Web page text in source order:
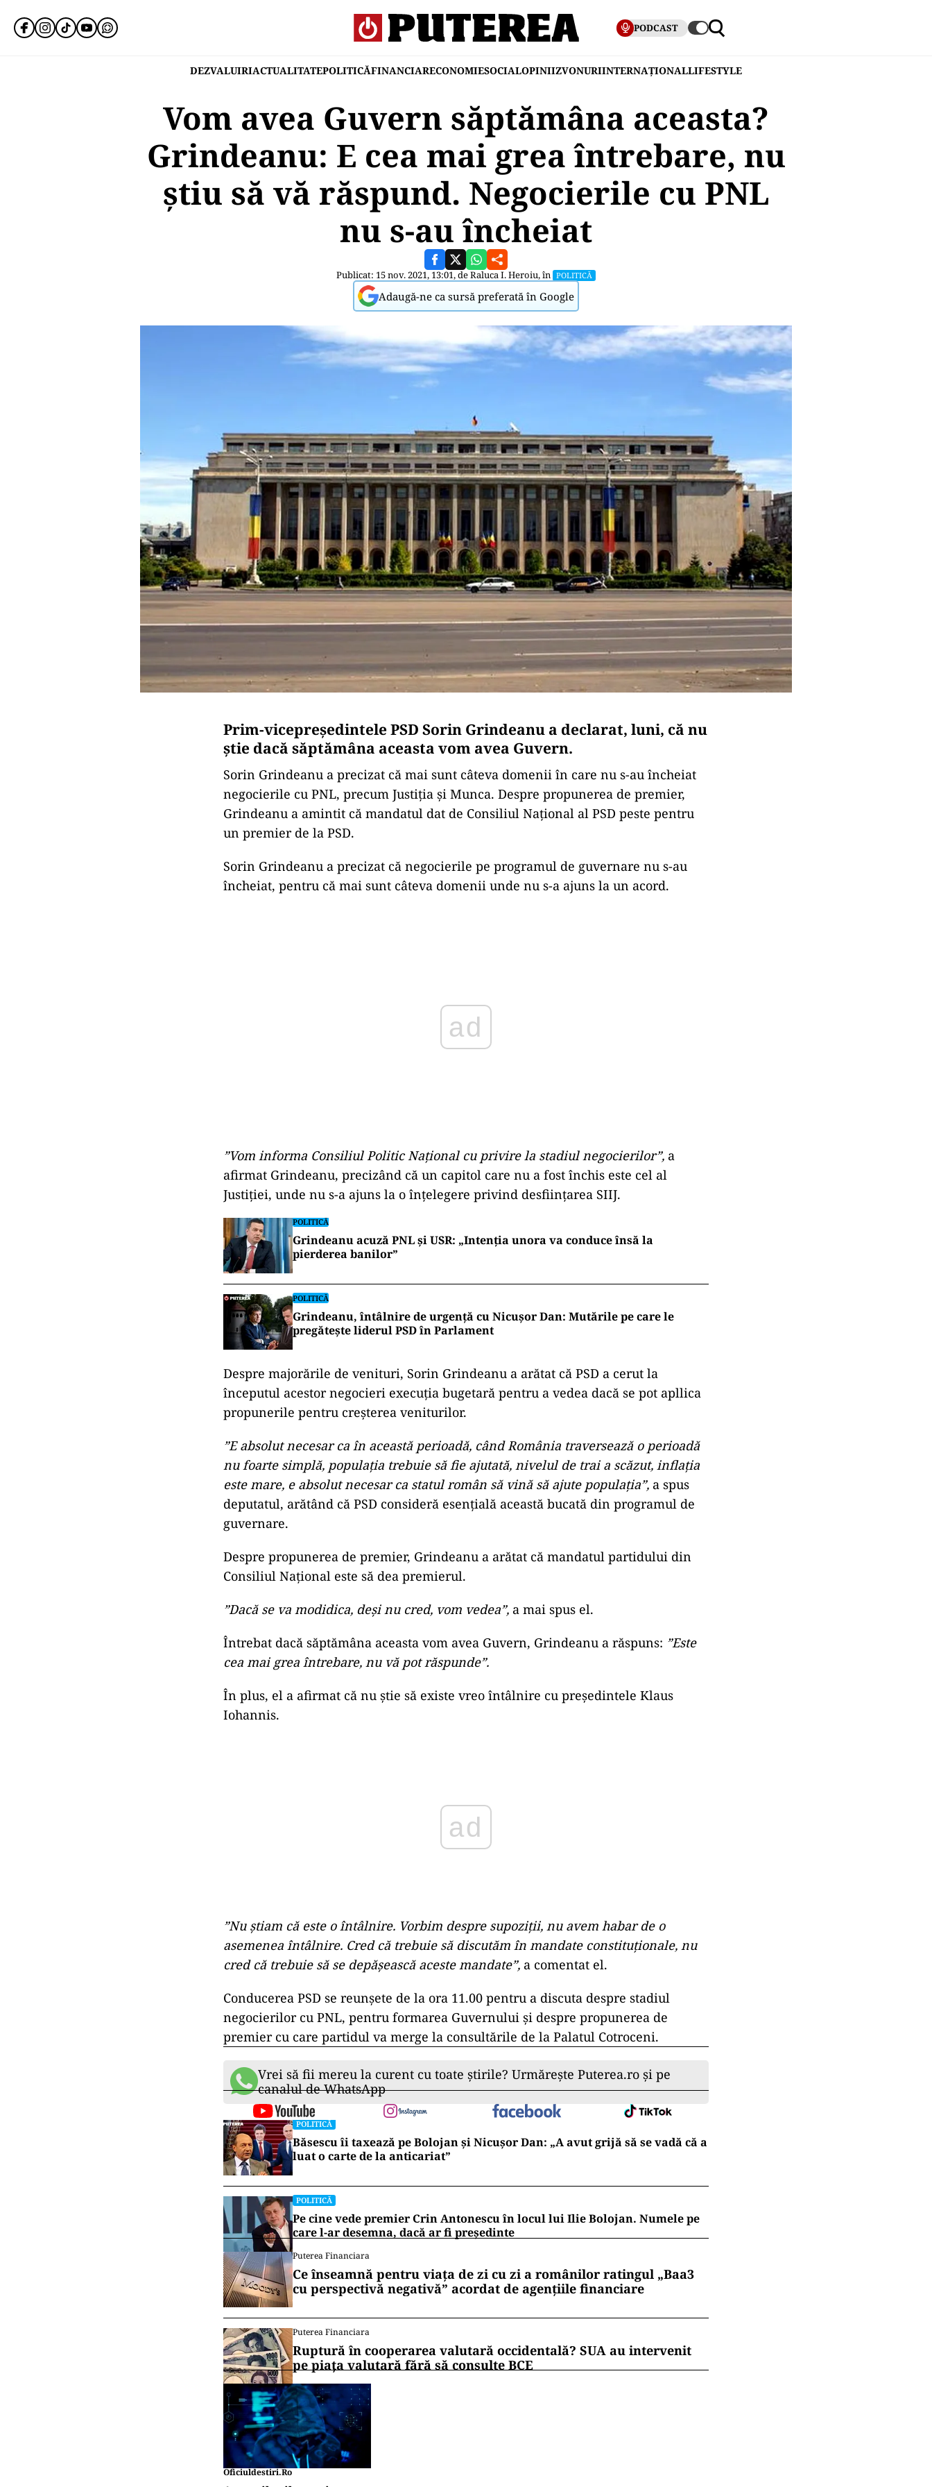
PODCAST
DEZVALUIRIACTUALITATEPOLITICĂFINANCIARECONOMIESOCIALOPINIIZVONURIINTERNAȚIONALLIFESTYLE
Vom avea Guvern săptămâna aceasta?
Grindeanu: E cea mai grea întrebare, nu
ştiu să vă răspund. Negocierile cu PNL
nu s-au încheiat
Publicat: 15 nov. 2021, 13:01, deRaluca I. Heroiu, în POLITICĂ
Adaugă-ne ca sursă preferată în Google
Prim-vicepreşedintele PSD Sorin Grindeanu a declarat, luni, că nu
ştie dacă săptămâna aceasta vom avea Guvern.
Sorin Grindeanu a precizat că mai sunt câteva domenii în care nu s-au încheiat
negocierile cu PNL, precum Justiţia şi Munca. Despre propunerea de premier,
Grindeanu a amintit că mandatul dat de Consiliul Naţional al PSD peste pentru
un premier de la PSD.
Sorin Grindeanu a precizat că negocierile pe programul de guvernare nu s-au
încheiat, pentru că mai sunt câteva domenii unde nu s-a ajuns la un acord.
”Vom informa Consiliul Politic Naţional cu privire la stadiul negocierilor”, a
afirmat Grindeanu, precizând că un capitol care nu a fost închis este cel al
Justiţiei, unde nu s-a ajuns la o înţelegere privind desfiinţarea SIIJ.
POLITICĂ
Grindeanu acuză PNL și USR: „Intenția unora va conduce însă la
pierderea banilor”
POLITICĂ
Grindeanu, întâlnire de urgență cu Nicușor Dan: Mutările pe care le
pregătește liderul PSD în Parlament
Despre majorările de venituri, Sorin Grindeanu a arătat că PSD a cerut la
începutul acestor negocieri execuţia bugetară pentru a vedea dacă se pot apllica
propunerile pentru creşterea veniturilor.
”E absolut necesar ca în această perioadă, când România traversează o perioadă
nu foarte simplă, populaţia trebuie să fie ajutată, nivelul de trai a scăzut, inflaţia
este mare, e absolut necesar ca statul român să vină să ajute populaţia”, a spus
deputatul, arătând că PSD consideră esenţială această bucată din programul de
guvernare.
Despre propunerea de premier, Grindeanu a arătat că mandatul partidului din
Consiliul Naţional este să dea premierul.
”Dacă se va modidica, deşi nu cred, vom vedea”, a mai spus el.
Întrebat dacă săptămâna aceasta vom avea Guvern, Grindeanu a răspuns: ”Este
cea mai grea întrebare, nu vă pot răspunde”.
În plus, el a afirmat că nu ştie să existe vreo întâlnire cu preşedintele Klaus
Iohannis.
ad
”Nu ştiam că este o întâlnire. Vorbim despre supoziţii, nu avem habar de o
asemenea întâlnire. Cred că trebuie să discutăm în mandate constituţionale, nu
cred că trebuie să se depăşească aceste mandate”, a comentat el.
Conducerea PSD se reunşete de la ora 11.00 pentru a discuta despre stadiul
negocierilor cu PNL, pentru formarea Guvernului şi despre propunerea de
premier cu care partidul va merge la consultările de la Palatul Cotroceni.
Vrei să fii mereu la curent cu toate știrile? Urmărește Puterea.ro și pe
canalul de WhatsApp
POLITICĂ
Băsescu îi taxează pe Bolojan și Nicușor Dan: „A avut grijă să se vadă că a
luat o carte de la anticariat”
POLITICĂ
Pe cine vede premier Crin Antonescu în locul lui Ilie Bolojan. Numele pe
care l-ar desemna, dacă ar fi președinte
Puterea Financiara
Ce înseamnă pentru viața de zi cu zi a românilor ratingul „Baa3
cu perspectivă negativă” acordat de agențiile financiare
Puterea Financiara
Ruptură în cooperarea valutară occidentală? SUA au intervenit
pe piața valutară fără să consulte BCE
Oficiuldestiri.ro